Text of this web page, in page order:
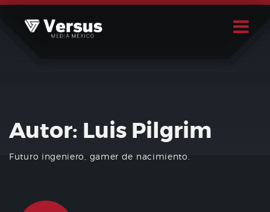
Skip
Autor: Luis Pilgrim
Futuro ingeniero, gamer de nacimiento.